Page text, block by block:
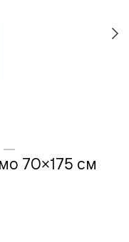
70×175 cм